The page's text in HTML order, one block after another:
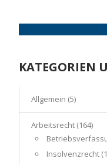
KATEGORIEN
Allgemein (5)
Arbeitsrecht (164)
Insolvenzrecht